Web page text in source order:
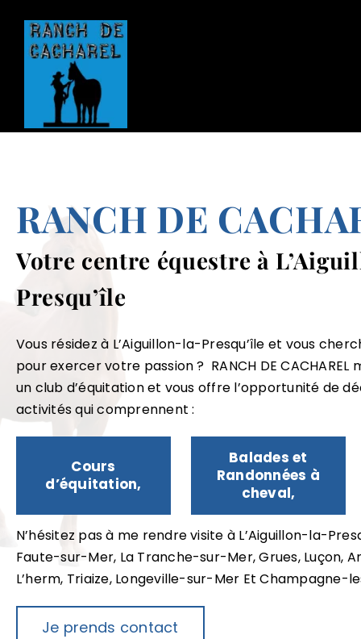
contenu
RANCH DE
Votre centre équestre à
Presqu’île
Vous résidez à L’Aiguillon-la-Presqu’île et vous
pour exercer votre passion ? RANCH DE
un club d’équitation et vous offre l’opportunité de
activités qui comprennent :
Cours
d’équitation,
Balades et
Randonnées à
cheval,
N’hésitez pas à me rendre visite à L’Aiguillon-la-
Faute-sur-Mer, La Tranche-sur-Mer, Grues, Luçon,
L’herm, Triaize, Longeville-sur-Mer Et Champagne-
Je prends contact